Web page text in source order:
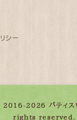
シー
2026 パティスリ
rights reserved.